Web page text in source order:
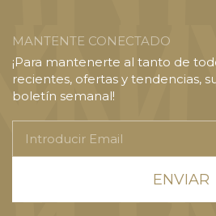
MANTENTE CONECTADO
¡Para mantenerte al tanto de
recientes, ofertas y tendencias,
boletín semanal!
Email